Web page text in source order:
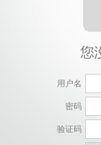
用户名
密码
验证码